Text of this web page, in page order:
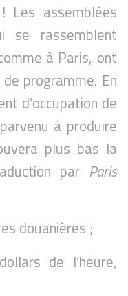
Les assemblées
se rassemblent
à Paris, ont
programme. En
d’occupation de
à produire
plus bas la
par Paris
douanières ;
de l’heure,